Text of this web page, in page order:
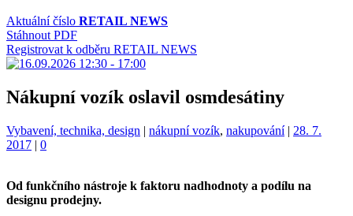
Aktuální číslo RETAIL NEWS
Stáhnout PDF
Registrovat k odběru RETAIL NEWS
Nákupní vozík oslavil osmdesátiny
Kategorie:
Vybavení, technika, design | Štítky:
nákupní vozík, nakupování | 28. 7.
2017 | 0
Od funkčního nástroje k faktoru nadhodnoty a podílu na
designu prodejny.